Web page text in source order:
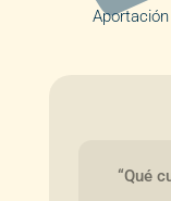
“Qué